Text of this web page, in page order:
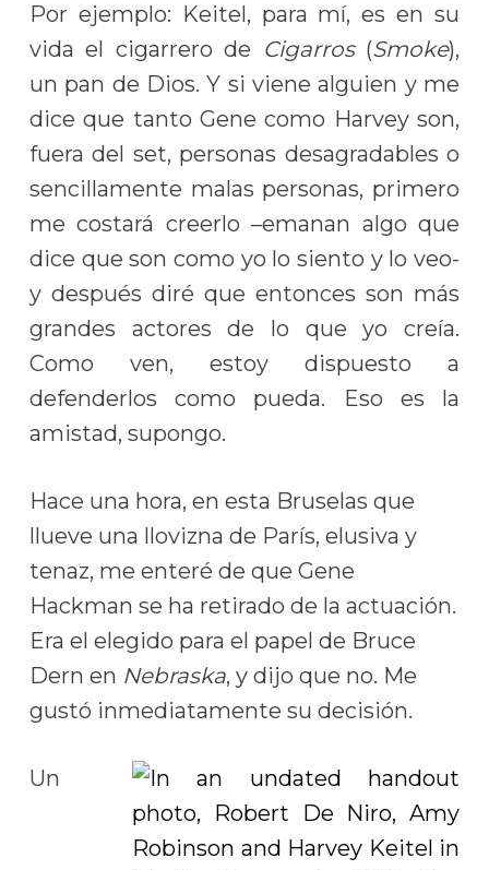
Por ejemplo: Keitel, para mí, es en su
vida el cigarrero de Cigarros(Smoke),
un pan de Dios. Y si viene alguien y me
dice que tanto Gene como Harvey son,
fuera del set, personas desagradables o
sencillamente malas personas, primero
me costará creerlo –emanan algo que
dice que son como yo lo siento y lo veo-
y después diré que entonces son más
grandes actores de lo que yo creía.
Como ven, estoy dispuesto a
defenderlos como pueda. Eso es la
amistad, supongo.
Hace una hora, en esta Bruselas que
llueve una llovizna de París, elusiva y
tenaz, me enteré de que Gene
Hackman se ha retirado de la actuación.
Era el elegido para el papel de Bruce
Dern en Nebraska, y dijo que no. Me
gustó inmediatamente su decisión.
Un